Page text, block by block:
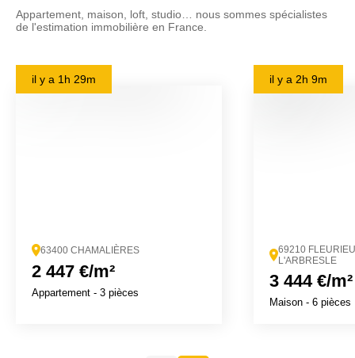
Appartement, maison, loft, studio… nous sommes spécialistes
de l'estimation immobilière en France.
il y a 1h 29m
63400 CHAMALIÈRES
2 447 €/m²
Appartement - 3 pièces
il y a 2h 9m
69210
L'ARBRESLE
3 444 €/m²
Maison - 6 pièces